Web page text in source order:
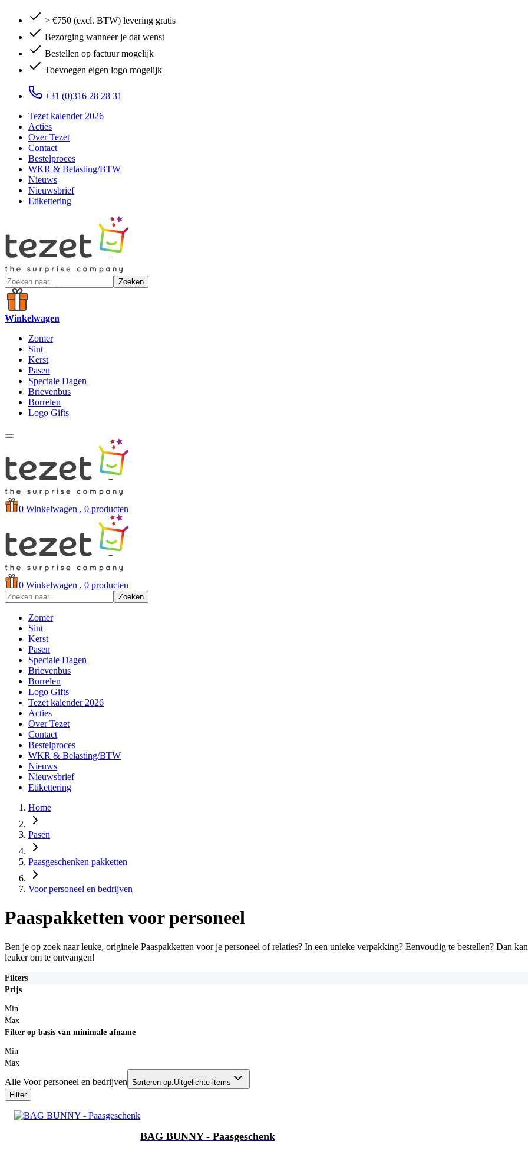
> €750 (excl. BTW) levering gratis
Bezorging wanneer je dat wenst
Bestellen op factuur mogelijk
Toevoegen eigen logo mogelijk
+31 (0)316 28 28 31
Tezet kalender 2026
Acties
Over Tezet
Contact
Bestelproces
WKR & Belasting/BTW
Nieuws
Nieuwsbrief
Etikettering
Zoeken
Winkelwagen
Zomer
Sint
Kerst
Pasen
Speciale Dagen
Brievenbus
Borrelen
Logo Gifts
0 Winkelwagen , 0 producten
0 Winkelwagen , 0 producten
Zoeken
Zomer
Sint
Kerst
Pasen
Speciale Dagen
Brievenbus
Borrelen
Logo Gifts
Tezet kalender 2026
Acties
Over Tezet
Contact
Bestelproces
WKR & Belasting/BTW
Nieuws
Nieuwsbrief
Etikettering
Home
Pasen
Paasgeschenken pakketten
Voor personeel en bedrijven
Paaspakketten voor personeel
Ben je op zoek naar leuke, originele Paaspakketten voor je personeel of relaties? In een unieke verpakking? Eenvoudig te bestellen? Dan
leuker om te ontvangen!
Filters
Prijs
Min
Max
Filter op basis van minimale afname
Min
Max
Alle Voor personeel en bedrijven Sorteren op:Uitgelichte items
Filter
BAG BUNNY - Paasgeschenk